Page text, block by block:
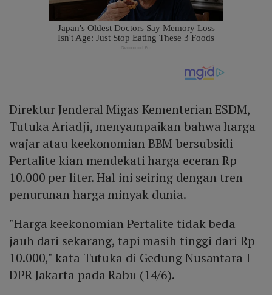
Direktur Jenderal Migas Kementerian ESDM,
Tutuka Ariadji, menyampaikan bahwa harga
wajar atau keekonomian BBM bersubsidi
Pertalite kian mendekati harga eceran Rp
10.000 per liter. Hal ini seiring dengan tren
penurunan harga minyak dunia.
"Harga keekonomian Pertalite tidak beda
jauh dari sekarang, tapi masih tinggi dari Rp
10.000," kata Tutuka di Gedung Nusantara I
DPR Jakarta pada Rabu (14/6).